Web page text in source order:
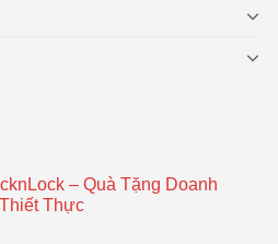
– Quà Tặng Doanh
Thực